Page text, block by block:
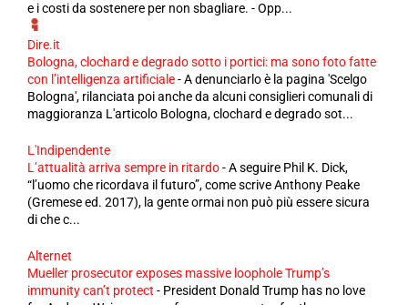
e i costi da sostenere per non sbagliare. - Opp...
Dire.it
Bologna, clochard e degrado sotto i portici: ma sono foto fatte
con l’intelligenza artificiale-A denunciarlo è la pagina 'Scelgo
Bologna', rilanciata poi anche da alcuni consiglieri comunali di
maggioranza L'articolo Bologna, clochard e degrado sot...
L'Indipendente
L’attualità arriva sempre in ritardo-A seguire Phil K. Dick,
“l’uomo che ricordava il futuro”, come scrive Anthony Peake
(Gremese ed. 2017), la gente ormai non può più essere sicura
di che c...
Alternet
Mueller prosecutor exposes massive loophole Trump’s
immunity can’t protect - President Donald Trump has no love